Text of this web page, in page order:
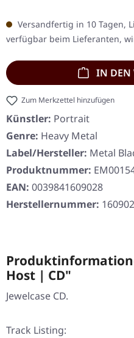
Versandfertig in 10 Tagen,
verfügbar beim Lieferanten,
IN DEN
Zum Merkzettel hinzufügen
Künstler: Portrait
Genre: Heavy Metal
Label/Hersteller: Metal
Produktnummer:
EAN: 0039841609028
Herstellernummer: 160902
Host | CD"
Jewelcase CD.
Track Listing: